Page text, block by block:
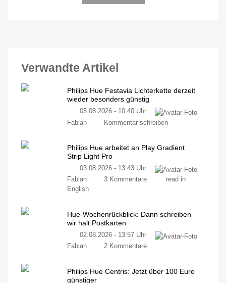
Verwandte Artikel
Philips Hue Festavia Lichterkette derzeit
wieder besonders günstig
05.08.2026 - 10:40 Uhr
Fabian
Kommentar schreiben
Philips Hue arbeitet an Play Gradient
Strip Light Pro
03.08.2026 - 13:43 Uhr
Fabian
3 Kommentare
read in
English
Hue-Wochenrückblick: Dann schreiben
wir halt Postkarten
02.08.2026 - 13:57 Uhr
Fabian
2 Kommentare
Philips Hue Centris: Jetzt über 100 Euro
günstiger